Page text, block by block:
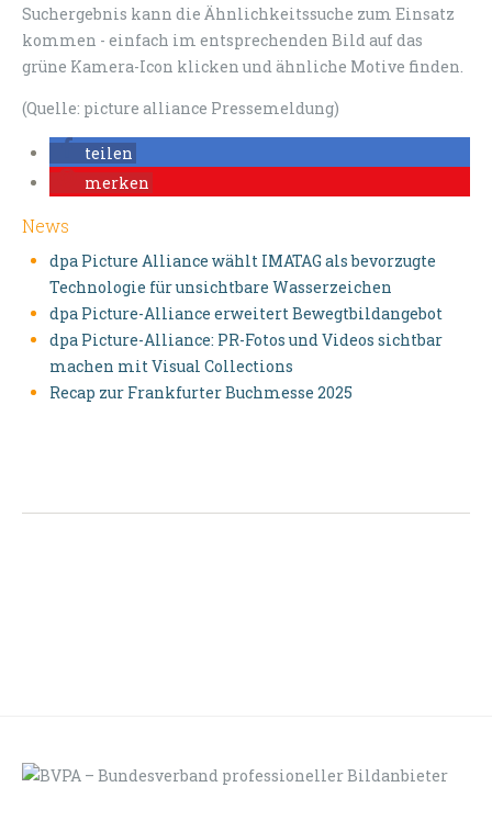
Suchergebnis kann die Ähnlichkeitssuche zum Einsatz
kommen - einfach im entsprechenden Bild auf das
grüne Kamera-Icon klicken und ähnliche Motive finden.
(Quelle: picture alliance Pressemeldung)
teilen
merken
News
dpa Picture Alliance wählt IMATAG als bevorzugte
Technologie für unsichtbare Wasserzeichen
dpa Picture-Alliance erweitert Bewegtbildangebot
dpa Picture-Alliance: PR-Fotos und Videos sichtbar
machen mit Visual Collections
Recap zur Frankfurter Buchmesse 2025